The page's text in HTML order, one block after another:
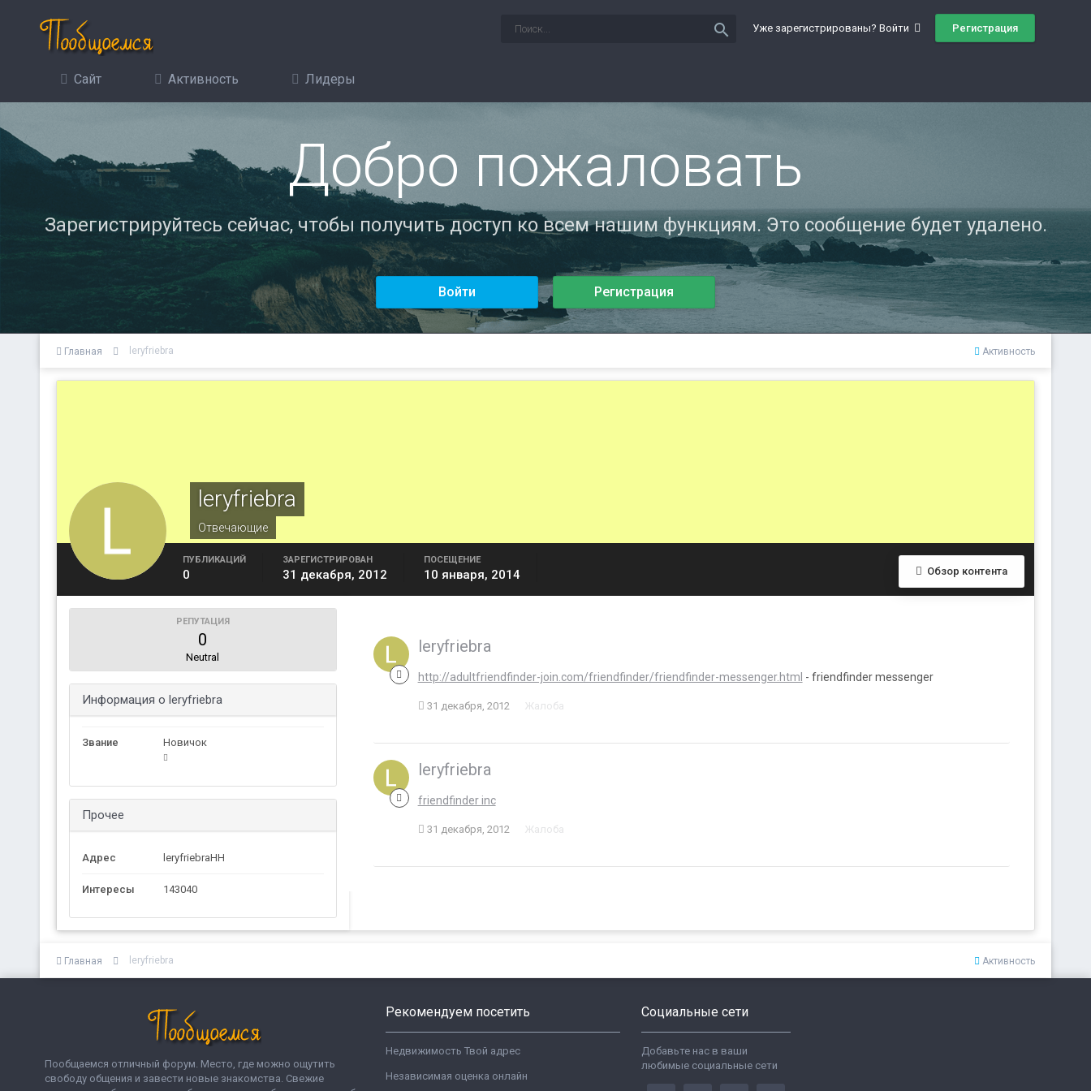
Уже зарегистрированы? Войти Регистрация
search
Сайт Активность Лидеры
Добро пожаловать
Зарегистрируйтесь сейчас, чтобы получить доступ ко всем нашим функциям. Это сообщение будет удалено.
Войти Регистрация
Активность
Главная leryfriebra
leryfriebra
Отвечающие
Обзор контента
ПУБЛИКАЦИЙ
0
ЗАРЕГИСТРИРОВАН
31 декабря, 2012
ПОСЕЩЕНИЕ
10 января, 2014
РЕПУТАЦИЯ
0
Neutral
Информация о leryfriebra
Звание Новичок
Прочее
Адрес leryfriebraHH
Интересы 143040
leryfriebra
http://adultfriendfinder-join.com/friendfinder/friendfinder-messenger.html - friendfinder messenger
31 декабря, 2012 Жалоба
leryfriebra
friendfinder inc
31 декабря, 2012 Жалоба
Активность
Главная leryfriebra
Пообщаемся отличный форум. Место, где можно ощутить
свободу общения и завести новые знакомства. Свежие
Рекомендуем посетить
Недвижимость Твой адрес
Независимая оценка онлайн
Социальные сети
Добавьте нас в ваши
любимые социальные сети